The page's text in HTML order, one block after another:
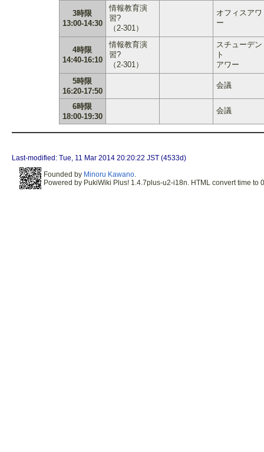
3時限
13:00-14:30
情報教育演
習?
（2-301）
オフィスアワ
ー
4時限
14:40-16:10
情報教育演
習?
（2-301）
スチューデン
ト
アワー
5時限
16:20-17:50
会議
6時限
18:00-19:30
会議
Last-modified: Tue, 11 Mar 2014 20:20:22 JST (4533d)
Founded by Minoru Kawano
Powered by PukiWiki Plus! 1.4.7plus-u2-i18n. HTML convert time to